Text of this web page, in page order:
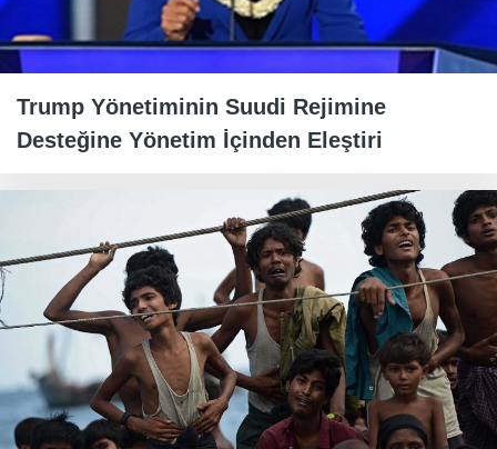
Trump Yönetiminin Suudi Rejimine
Desteğine Yönetim İçinden Eleştiri